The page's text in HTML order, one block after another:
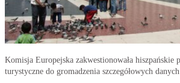
Komisja Europejska zakwestionowała
turystyczne do gromadzenia szczegółowych